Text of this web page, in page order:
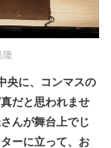
央に、コンマスの
だと思われませ
んが舞台上でじ
ーに立って、お